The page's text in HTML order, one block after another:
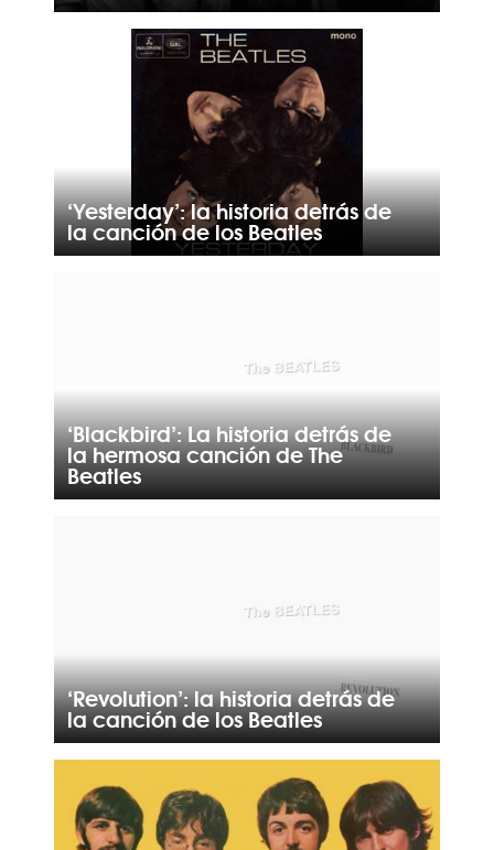
‘Yesterday’: la historia detrás de
la canción de los Beatles
‘Blackbird’: La historia detrás de
la hermosa canción de The
Beatles
‘Revolution’: la historia detrás de
la canción de los Beatles